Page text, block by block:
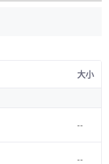
大小
--
--